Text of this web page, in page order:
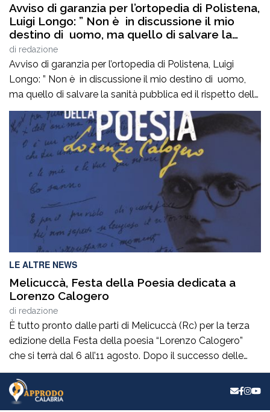
Avviso di garanzia per l’ortopedia di Polistena,
Luigi Longo: ” Non è in discussione il mio
destino di uomo, ma quello di salvare la
sanità pubblica ed il rispetto delle regole
democratiche. Non mancate oggi ore 19,00
via Francesco Ieraci c’è in gioco il diritto di
ognuno di noi ad essere curati gratuitamente
senza pagare nelle cliniche private”
di redazione
Avviso di garanzia per l’ortopedia di Polistena, Luigi
Longo: ” Non è in discussione il mio destino di uomo,
ma quello di salvare la sanità pubblica ed il rispetto delle
regole democratiche. Non mancate oggi ore 19,00 via
Francesco Ieraci c’è in gioco il diritto di ognuno di noi ad
essere curati gratuitamente senza pagare […]
LE ALTRE NEWS
Melicuccà, Festa della Poesia dedicata a
Lorenzo Calogero
di redazione
È tutto pronto dalle parti di Melicuccà (Rc) per la terza
edizione della Festa della poesia “Lorenzo Calogero”
che si terrà dal 6 all’11 agosto. Dopo il successo delle
prime due edizioni, nel 2024 e nel 2025, che hanno
portato nell’entroterra calabrese autorevoli protagonisti
della cultura italiana e internazionale, anche per